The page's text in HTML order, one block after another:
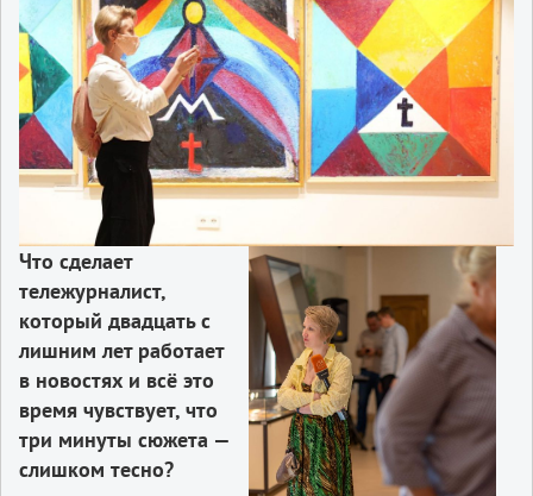
Что сделает
тележурналист,
который двадцать с
лишним лет работает
в новостях и всё это
время чувствует, что
три минуты сюжета —
слишком тесно?